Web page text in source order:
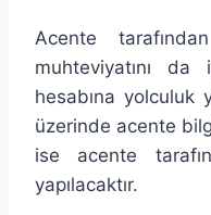
Acente
muhteviyatını
hesabına yolculuk
üzerinde acente
ise acente
yapılacaktır.